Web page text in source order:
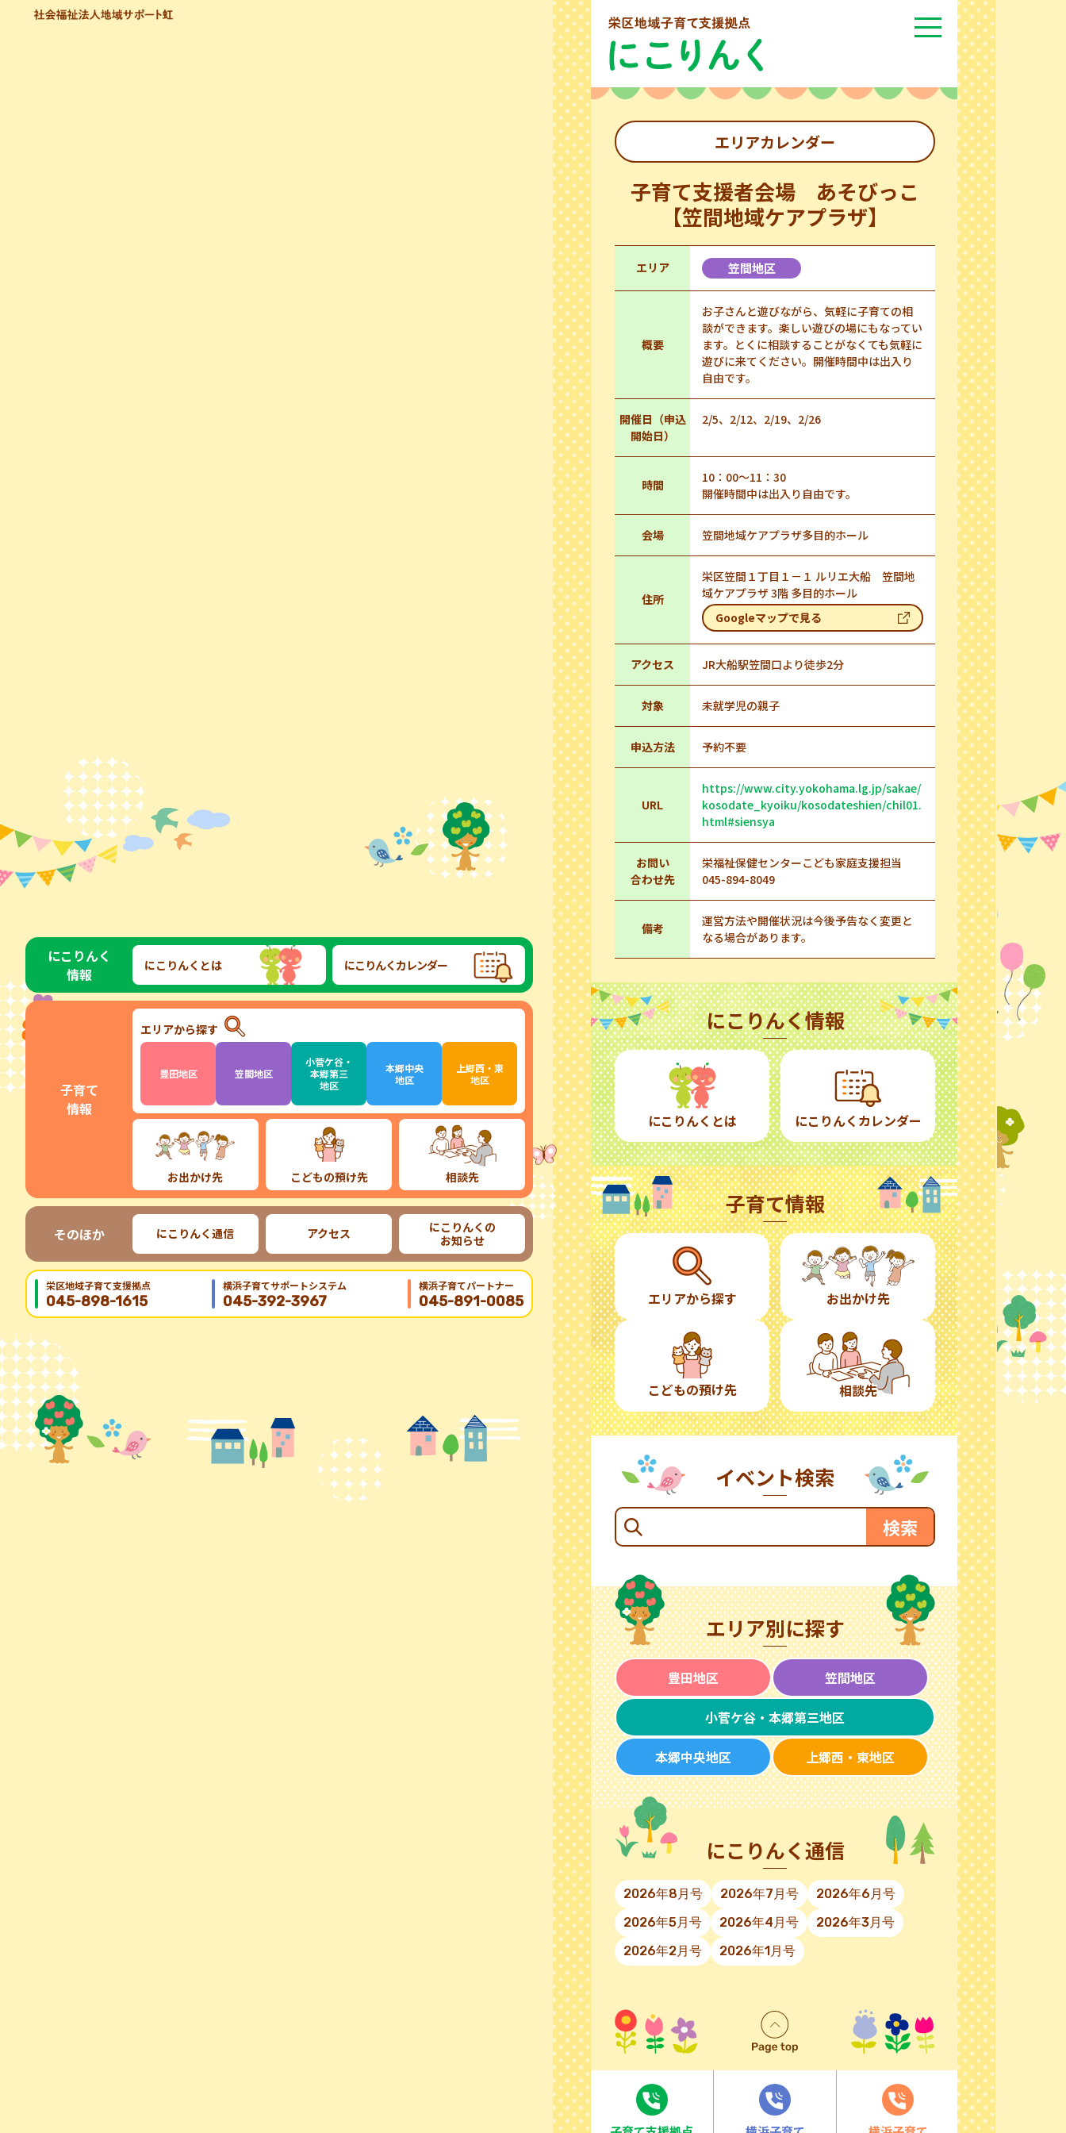
にこりんく
情報
にこりんくとは にこりんくカレンダー
子育て
情報
エリアから探す
豊田地区 笠間地区
小菅ケ谷・
本郷第三
地区
本郷中央
地区
上郷西・東
地区
お出かけ先 こどもの預け先 相談先
そのほか にこりんく通信 アクセス
にこりんくの
お知らせ
栄区地域⼦育て⽀援拠点
045-898-1615
横浜子育てサポートシステム
045-392-3967
横浜子育てパートナー
045-891-0085
エリアカレンダー
子育て支援者会場 あそびっこ
【笠間地域ケアプラザ】
エリア 笠間地区
概要
お子さんと遊びながら、気軽に子育ての相
談ができます。楽しい遊びの場にもなってい
ます。とくに相談することがなくても気軽に
遊びに来てください。開催時間中は出入り
自由です。
開催日（申込
開始日）
2/5、2/12、2/19、2/26
時間
10：00～11：30
開催時間中は出入り自由です。
会場 笠間地域ケアプラザ多目的ホール
住所
栄区笠間１丁目１－１ ルリエ大船 笠間地
域ケアプラザ 3階 多目的ホール
Googleマップで見る
アクセス JR大船駅笠間口より徒歩2分
対象 未就学児の親子
申込方法 予約不要
URL
https://www.city.yokohama.lg.jp/sakae/
kosodate_kyoiku/kosodateshien/chil01.
html#siensya
お問い
合わせ先
栄福祉保健センターこども家庭支援担当
045-894-8049
備考
運営方法や開催状況は今後予告なく変更と
なる場合があります。
にこりんく情報
にこりんくとは にこりんくカレンダー
子育て情報
エリアから探す お出かけ先
こどもの預け先 相談先
イベント検索
エリア別に探す
豊田地区 笠間地区
小菅ケ谷・本郷第三地区
本郷中央地区 上郷西・東地区
にこりんく通信
2026年8月号 2026年7月号
2026年6月号
2026年5月号
2026年4月号
2026年3月号
2026年2月号
2026年1月号